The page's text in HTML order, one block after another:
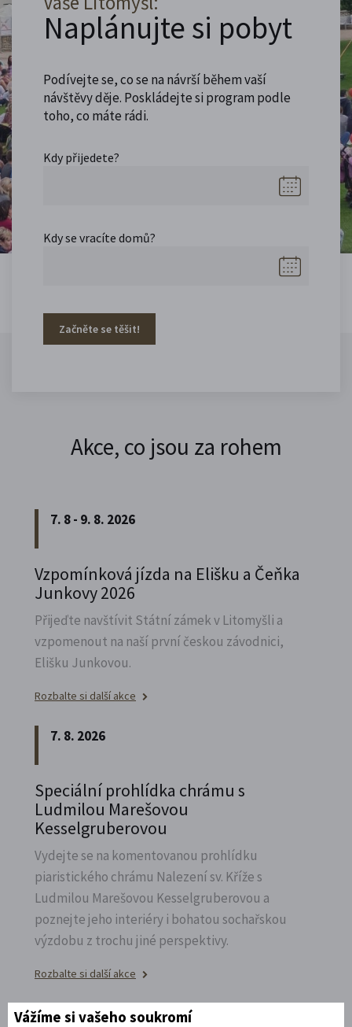
Naplánujte si pobyt
Podívejte se, co se na návrší během vaší
návštěvy děje. Poskládejte si program podle
toho, co máte rádi.
Kdy přijedete?
Kdy se vracíte domů?
Začněte se těšit!
Akce, co jsou za rohem
7. 8 - 9. 8. 2026
Vzpomínková jízda na Elišku a Čeňka
Junkovy 2026
Přijeďte navštívit Státní zámek v Litomyšli a
vzpomenout na naší první českou závodnici,
Elišku Junkovou.
Rozbalte si další akce
7. 8. 2026
Speciální prohlídka chrámu s
Ludmilou Marešovou
Kesselgruberovou
Vydejte se na komentovanou prohlídku
piaristického chrámu Nalezení sv. Kříže s
Ludmilou Marešovou Kesselgruberovou a
poznejte jeho interiéry i bohatou sochařskou
výzdobu z trochu jiné perspektivy.
Rozbalte si další akce
7. 8. 2026
Vážíme si vašeho soukromí